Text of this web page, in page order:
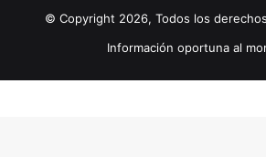
© Copyright 2026, Todos los
Información oportuna al